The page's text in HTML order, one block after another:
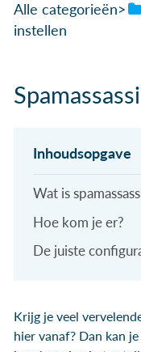
Alle categorieën​>​
instellen
Wat is
Hoe kom je er?
De juiste
Krijg je veel
hier vanaf? Dan kan